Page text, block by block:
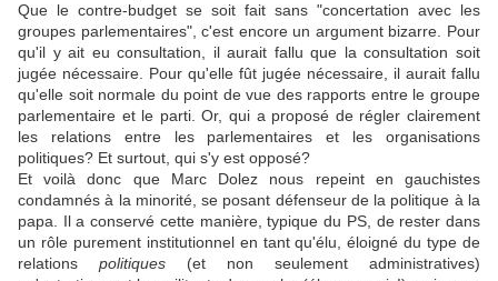
Que le contre-budget se soit fait sans "concertation avec les
groupes parlementaires", c'est encore un argument bizarre. Pour
qu'il y ait eu consultation, il aurait fallu que la consultation soit
jugée nécessaire. Pour qu'elle fût jugée nécessaire, il aurait fallu
qu'elle soit normale du point de vue des rapports entre le groupe
parlementaire et le parti. Or, qui a proposé de régler clairement
les relations entre les parlementaires et les organisations
politiques? Et surtout, qui s'y est opposé?
Et voilà donc que Marc Dolez nous repeint en gauchistes
condamnés à la minorité, se posant défenseur de la politique à la
papa. Il a conservé cette manière, typique du PS, de rester dans
un rôle purement institutionnel en tant qu'élu, éloigné du type de
relations politiques (et non seulement administratives)